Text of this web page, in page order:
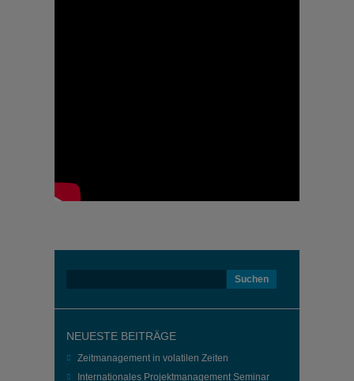
NEUESTE BEITRÄGE
Zeitmanagement in volatilen Zeiten
Internationales Projektmanagement Seminar